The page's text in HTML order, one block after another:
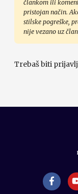
člankom ili
pristojan način.
stilske pogreške,
nije vezano uz
Trebaš biti